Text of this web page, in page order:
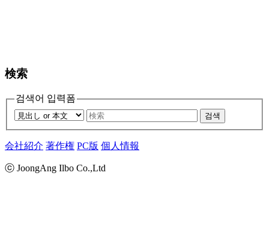
検索
검색어 입력폼
검색
会社紹介 著作権 PC版 個人情報
ⓒ JoongAng Ilbo Co.,Ltd